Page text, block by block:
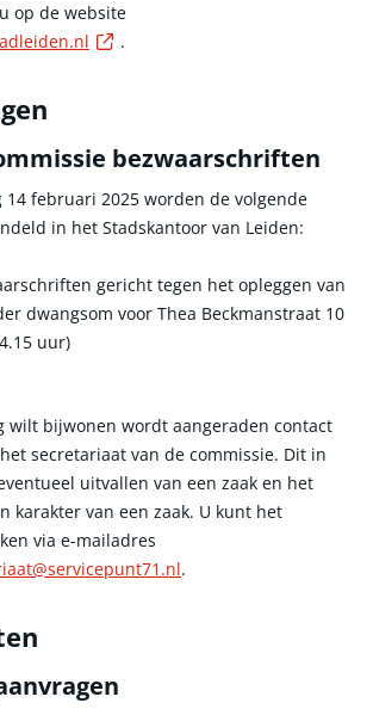
op de website
Externe link
.
bezwaarschriften
februari 2025 worden de volgende
in het Stadskantoor van Leiden:
gericht tegen het opleggen van
dwangsom voor Thea Beckmanstraat 10
uur)
wilt bijwonen wordt aangeraden contact
secretariaat van de commissie. Dit in
uitvallen van een zaak en het
karakter van een zaak. U kunt het
via e-mailadres
.